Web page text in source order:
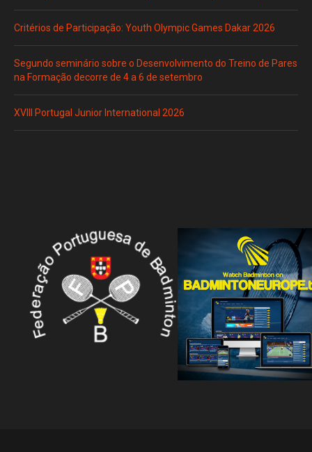
Critérios de Participação: Youth Olympic Games Dakar 2026
Segundo seminário sobre o Desenvolvimento do Treino de Pares
na Formação decorre de 4 a 6 de setembro
XVIII Portugal Junior International 2026